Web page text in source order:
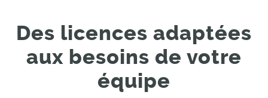
Des licences adaptées
aux besoins de votre
équipe